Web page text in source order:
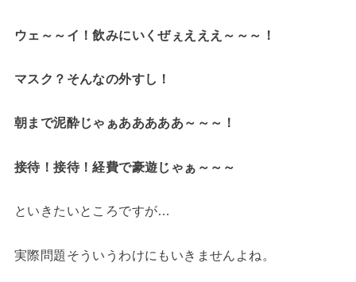
ウェ～～イ！飲みにいくぜぇえええ～～～！
マスク？そんなの外すし！
朝まで泥酔じゃぁあああああ～～～！
接待！接待！経費で豪遊じゃぁ～～～
といきたいところですが…
実際問題そういうわけにもいきませんよね。